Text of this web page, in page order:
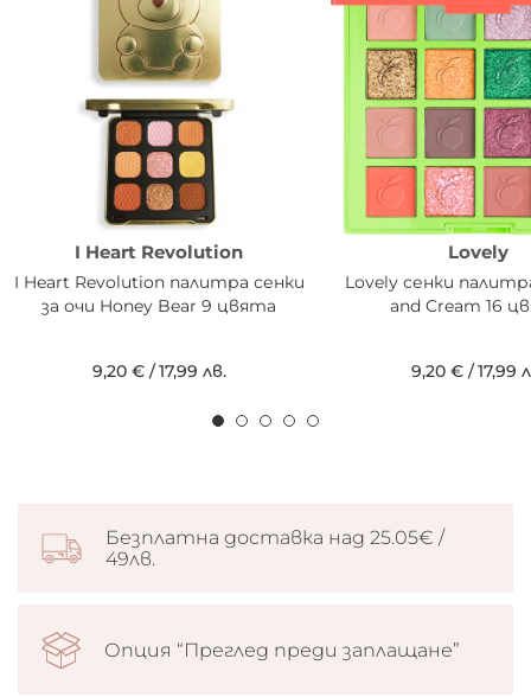
DIMETHICONE, METHYLPARABEN, PROPYLPARABEN, TIN
OXIDE, CI 77891 (TITANIUM DIOXIDE), CI 77491 (IRON
OXIDES), CI 77499 (IRON OXIDES), CI 15985 (YELLOW 6
I Heart Revolution
I Heart Revolution палитра сенки
за очи Honey Bear 9 цвята
9,20 €/17,99 лв.
Lovely
Lovely сенки
and Cream 16
9,20 €/17,99
Безплатна доставка над 25.05€ /
49лв.
Опция “Преглед преди заплащане”